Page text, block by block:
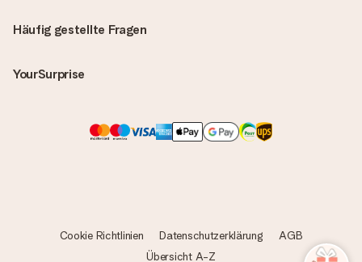
Häufig gestellte Fragen
YourSurprise
Cookie Richtlinien Datenschutzerklärung
AGB
Übersicht A-Z